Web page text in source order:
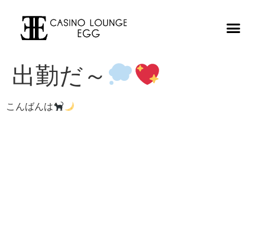
出勤だ～
こんばんは